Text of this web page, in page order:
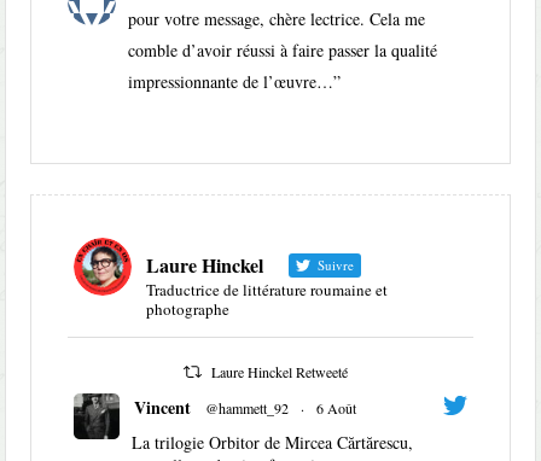
pour votre message, chère lectrice. Cela me
comble d’avoir réussi à faire passer la qualité
impressionnante de l’œuvre…”
Laure Hinckel Suivre
Traductrice de littérature roumaine et
photographe
Laure Hinckel Retweeté
Vincent @hammett_92 · 6 Août
La trilogie Orbitor de Mircea Cărtărescu,